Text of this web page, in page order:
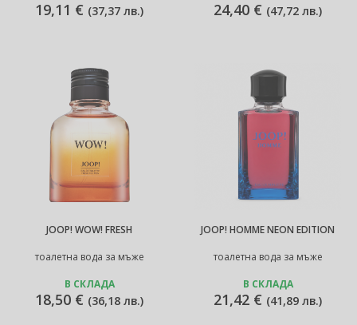
19,11 € (37,37 лв.) 24,40 € (47,72 лв.)
JOOP! WOW! FRESH
тоалетна вода за мъже
В СКЛАДА
18,50 € (36,18 лв.)
JOOP! HOMME NEON EDITION
тоалетна вода за мъже
В СКЛАДА
21,42 € (41,89 лв.)